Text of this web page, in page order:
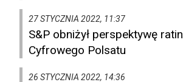
27 STYCZNIA 2022, 11:37
S&P obniżył perspektywę
Cyfrowego Polsatu
26 STYCZNIA 2022, 14:36